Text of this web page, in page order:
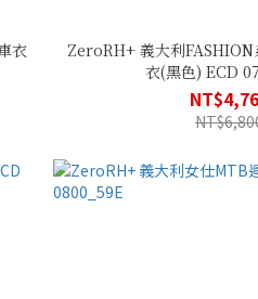
衣
ZeroRH+ 義大利FASHION
衣(黑色) ECD